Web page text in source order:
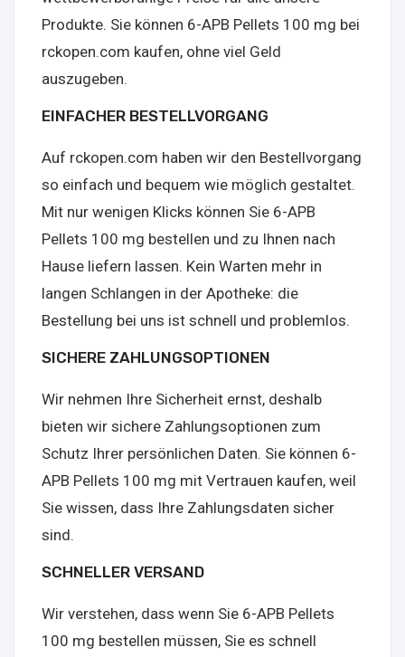
Produkte. Sie können 6-APB Pellets 100 mg bei
rckopen.com kaufen, ohne viel Geld
auszugeben.
EINFACHER BESTELLVORGANG
Auf rckopen.com haben wir den Bestellvorgang
so einfach und bequem wie möglich gestaltet.
Mit nur wenigen Klicks können Sie 6-APB
Pellets 100 mg bestellen und zu Ihnen nach
Hause liefern lassen. Kein Warten mehr in
langen Schlangen in der Apotheke: die
Bestellung bei uns ist schnell und problemlos.
SICHERE ZAHLUNGSOPTIONEN
Wir nehmen Ihre Sicherheit ernst, deshalb
bieten wir sichere Zahlungsoptionen zum
Schutz Ihrer persönlichen Daten. Sie können 6-
APB Pellets 100 mg mit Vertrauen kaufen, weil
Sie wissen, dass Ihre Zahlungsdaten sicher
sind.
SCHNELLER VERSAND
Wir verstehen, dass wenn Sie 6-APB Pellets
100 mg bestellen müssen, Sie es schnell